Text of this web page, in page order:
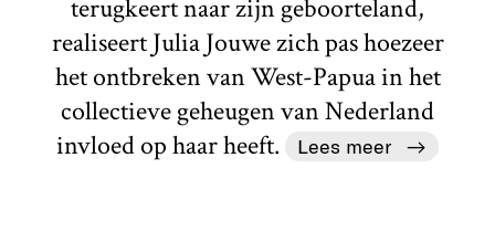
terugkeert naar zijn geboorteland,
realiseert Julia Jouwe zich pas hoezeer
het ontbreken van West-Papua in het
collectieve geheugen van Nederland
invloed op haar heeft.
Lees meer